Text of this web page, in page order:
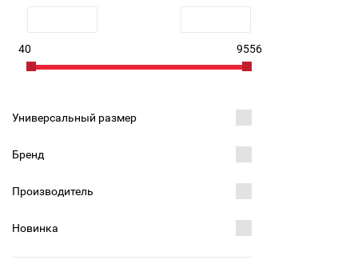
40 9556
Универсальный размер
Бренд
Производитель
Новинка